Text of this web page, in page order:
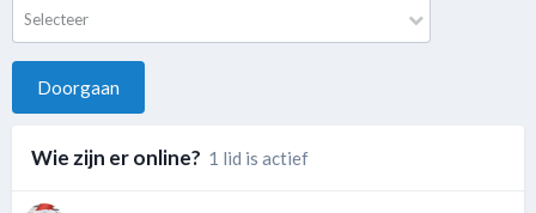
Selecteer
Doorgaan
Wie zijn er online? 1 lid is actief